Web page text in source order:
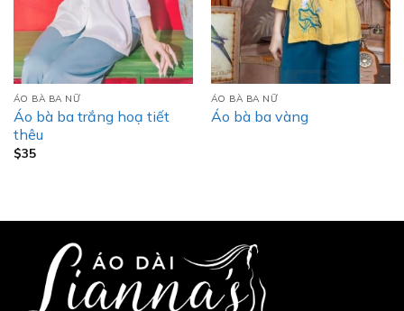
ÁO BÀ BA NỮ
Áo bà ba trắng hoạ tiết
thêu
$35
ÁO BÀ BA NỮ
Áo bà ba vàng